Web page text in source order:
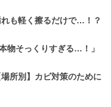
も軽く擦るだけで…！？
物そっくりすぎる…！」
所別】カビ対策のために